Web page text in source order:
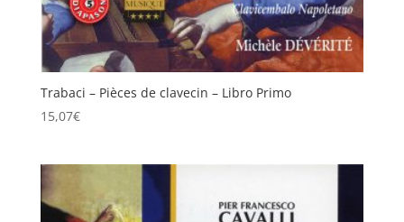
Trabaci – Pièces de clavecin – Libro Primo
15,07€